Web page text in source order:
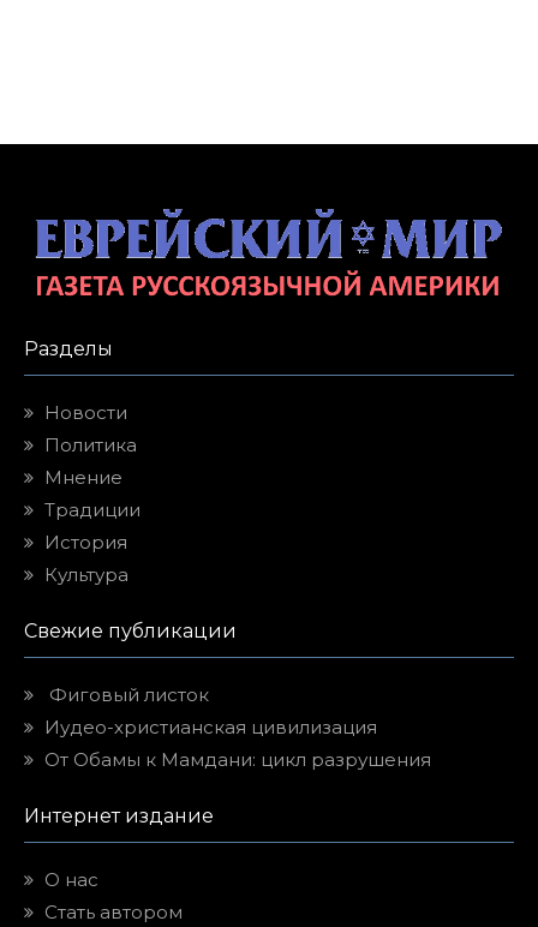
Разделы
Новости
Политика
Мнение
Традиции
История
Культура
Свежие публикации
Фиговый листок
Иудео-христианская цивилизация
От Обамы к Мамдани: цикл разрушения
Интернет издание
О нас
Стать автором